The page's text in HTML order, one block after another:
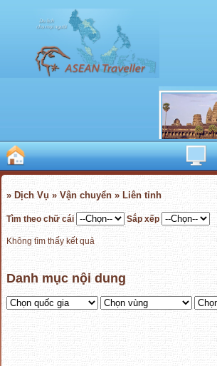
» Dịch Vụ » Vận chuyển » Liên tỉnh
Tìm theo chữ cái Sắp xếp
Không tìm thấy kết quả
Danh mục nội dung